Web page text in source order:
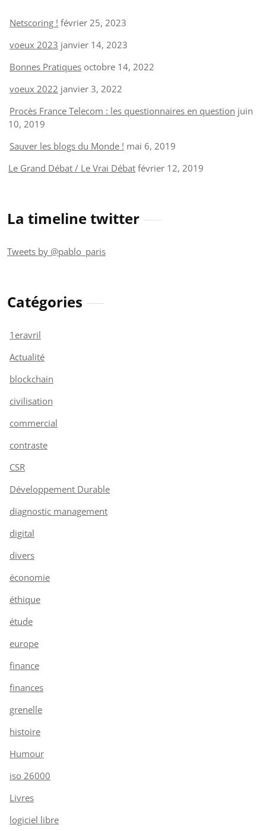
Netscoring ! février 25, 2023
voeux 2023 janvier 14, 2023
Bonnes Pratiques octobre 14, 2022
voeux 2022 janvier 3, 2022
Procès France Telecom : les questionnaires en question juin
10, 2019
Sauver les blogs du Monde ! mai 6, 2019
Le Grand Débat / Le Vrai Débat février 12, 2019
La timeline twitter
Tweets by @pablo_paris
Catégories
1eravril
Actualité
blockchain
civilisation
commercial
contraste
CSR
Développement Durable
diagnostic management
digital
divers
économie
éthique
étude
europe
finance
finances
grenelle
histoire
Humour
iso 26000
Livres
logiciel libre